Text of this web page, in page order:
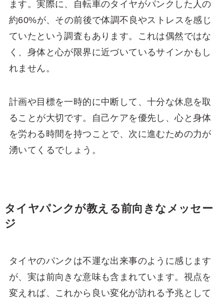
ます。実際に、自転車のタイヤがパンクした人の
約60%が、その前後で体調不良やストレスを感じ
ていたという調査もあります。これは偶然ではな
く、身体と心が限界に近づいているサインかもし
れません。
計画や目標を一時的に中断して、十分な休息を取
ることが大切です。自己ケアを優先し、心と身体
を労わる時間を持つことで、次に進むための力が
湧いてくるでしょう。
タイヤパンクが教える前向きなメッセー
ジ
タイヤのパンクは不運な出来事のように感じます
が、実は前向きな意味も含まれています。視点を
変えれば、これから良い変化が訪れる予兆として